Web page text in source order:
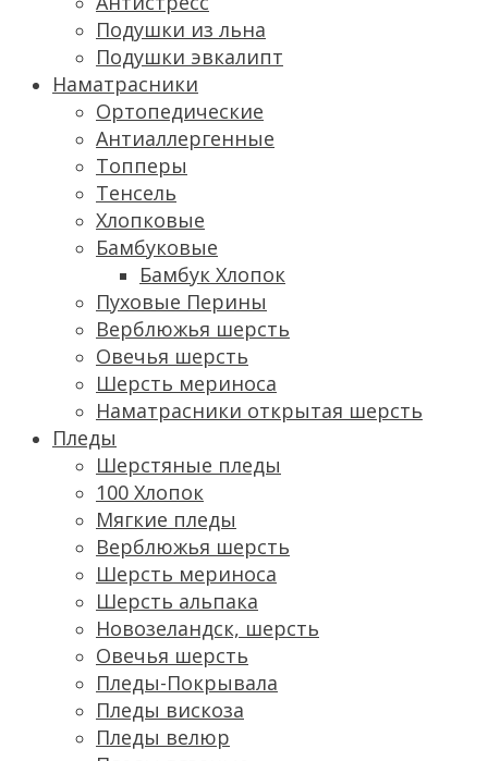
Подушки из льна
Подушки эвкалипт
Наматрасники
Ортопедические
Антиаллергенные
Топперы
Тенсель
Хлопковые
Бамбуковые
Бамбук Хлопок
Пуховые Перины
Верблюжья шерсть
Овечья шерсть
Шерсть мериноса
Наматрасники открытая шерсть
Пледы
Шерстяные пледы
100 Хлопок
Мягкие пледы
Верблюжья шерсть
Шерсть мериноса
Шерсть альпака
Новозеландск, шерсть
Овечья шерсть
Пледы-Покрывала
Пледы вискоза
Пледы велюр